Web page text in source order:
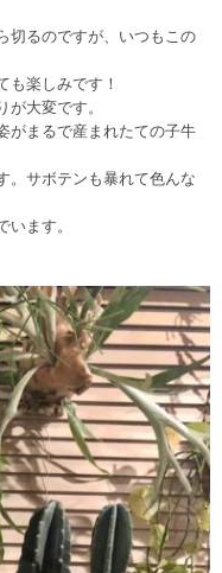
切るのですが、いつもこの
も楽しみです！
大変です。
がまるで産まれたての子牛
。サボテンも暴れて色んな
ます。